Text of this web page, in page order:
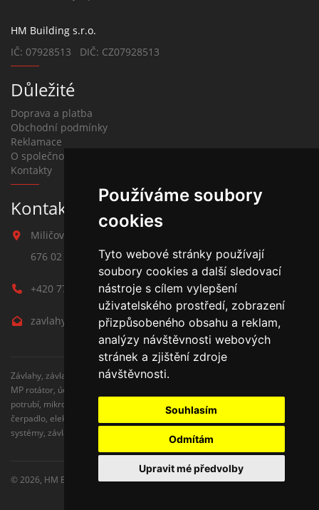
Používáme soubory
cookies
Tyto webové stránky používají
soubory cookies a další sledovací
nástroje s cílem vylepšení
uživatelského prostředí, zobrazení
přizpůsobeného obsahu a reklam,
analýzy návštěvnosti webových
stránek a zjištění zdroje
návštěvnosti.
Souhlasím
Odmítám
Upravit mé předvolby
HM Building s.r.o.
IČ: 07928513 DIČ: CZ07928513
Důležité
Doprava a platba
Obchodní podmínky
Reklamace
O společnosti
Kontakty
Kontakt na závlahy
Miličova 541
676 02 Moravské Budějovice
+420 777 780 938
zavlahy@hmbuilding.cz
Závlahy, závlahové systémy, AZS, postřikovače, trysky, kapenkova závlaha,
MP rotátor, úderove postřikovače, automatické zavlažovaní, kapkovací
potrubí, mikrozávlaha, zahradní hadice, zahradní sloupky, Hunter,
čerpadlo, elektromagnetické ventily, zavlažovaní trávníku, zavlažovací
systémy, závlaha svépomocí, rozvodné potrubí, čidlo srážek
© 2026, HM Building s.r.o.